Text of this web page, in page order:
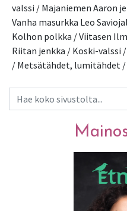
valssi / Majaniemen Aaron
Vanha masurkka Leo
Kolhon polkka / Viitasen
Riitan jenkka / Koski-valssi
/ Metsätähdet, lumitähdet
Haku